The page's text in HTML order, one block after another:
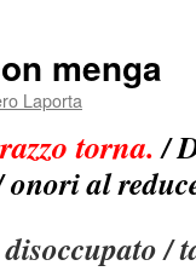
menga
Laporta
torna./
onori al
/